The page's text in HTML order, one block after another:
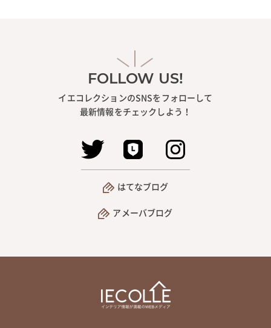
FOLLOW US!
イエコレクションのSNSをフォローして
最新情報をチェックしよう！
はてなブログ
アメーバブログ